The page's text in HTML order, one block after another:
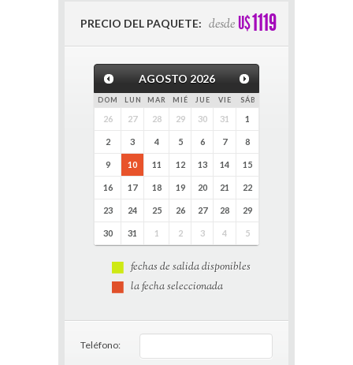
PRECIO DEL PAQUETE: desde U$1119
AGOSTO 2026
DOM LUN MAR MIÉ JUE VIE SÁB
26 27 28 29 30 31 1
2 3 4 5 6 7 8
9 10 11 12 13 14 15
16 17 18 19 20 21 22
23 24 25 26 27 28 29
30 31 1 2 3 4 5
fechas de salida disponibles
la fecha seleccionada
Teléfono: